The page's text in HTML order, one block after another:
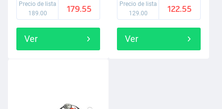
Precio de lista
189.00
179.55
Ver
Precio de lista
129.00
122.55
Ver